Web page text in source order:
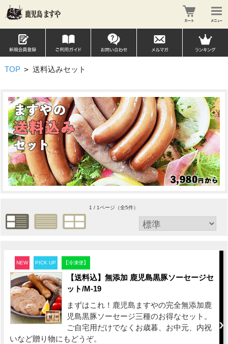
TOP > 送料込みセット
1 / 1ページ （全5件）
NEW PICK UP 【冷凍便】
【送料込】無添加 鹿児島黒豚ソーセージセ
ット/M-19
まずはこれ！鹿児島ますやの完全無添加鹿
児島黒豚ソーセージ三種のお得なセット。
ご自宅用だけでなくお歳暮、お中元、内祝
いなど贈り物にもどうぞ。